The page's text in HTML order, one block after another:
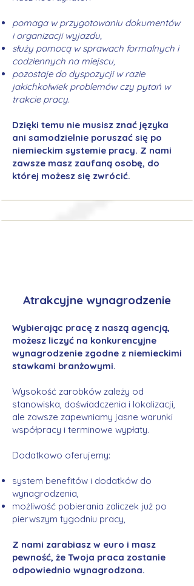
pomaga w przygotowaniu dokumentów
i organizacji wyjazdu,
służy pomocą w sprawach formalnych i
codziennych na miejscu,
pozostaje do dyspozycji w razie
jakichkolwiek problemów czy pytań w
trakcie pracy.
Dzięki temu nie musisz znać języka
ani samodzielnie poruszać się po
niemieckim systemie pracy. Z nami
zawsze masz zaufaną osobę, do
której możesz się zwrócić.
Atrakcyjne wynagrodzenie
Wybierając pracę z naszą agencją,
możesz liczyć na konkurencyjne
wynagrodzenie zgodne z niemieckimi
stawkami branżowymi.
Wysokość zarobków zależy od
stanowiska, doświadczenia i lokalizacji,
ale zawsze zapewniamy jasne warunki
współpracy i terminowe wypłaty.
Dodatkowo oferujemy:
system benefitów i dodatków do
wynagrodzenia,
możliwość pobierania zaliczek już po
pierwszym tygodniu pracy,
Z nami zarabiasz w euro i masz
pewność, że Twoja praca zostanie
odpowiednio wynagrodzona.